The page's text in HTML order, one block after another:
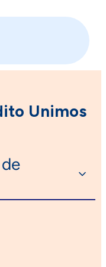
Unimos